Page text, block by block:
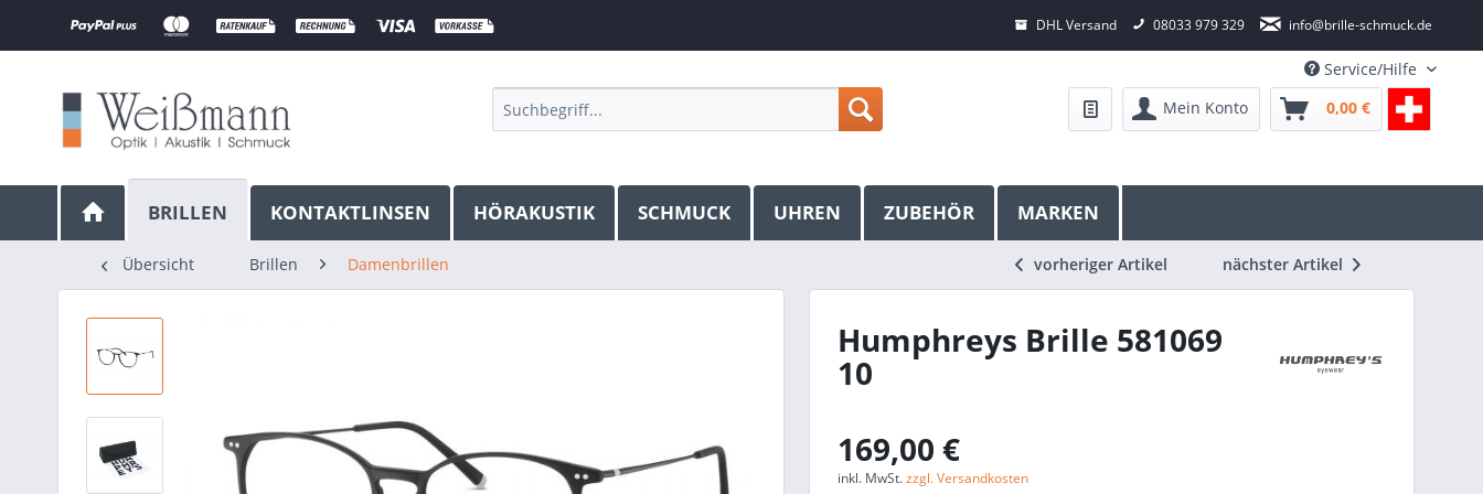
DHL Versand 08033 979 329 info@brille-schmuck.de
Service/Hilfe
Mein Konto
0,00 €
BRILLEN KONTAKTLINSEN HÖRAKUSTIK SCHMUCK UHREN ZUBEHÖR MARKEN
Übersicht Brillen Damenbrillen vorheriger Artikel nächster Artikel
Humphreys Brille 581069
10
169,00 €
inkl. MwSt.zzgl. Versandkosten